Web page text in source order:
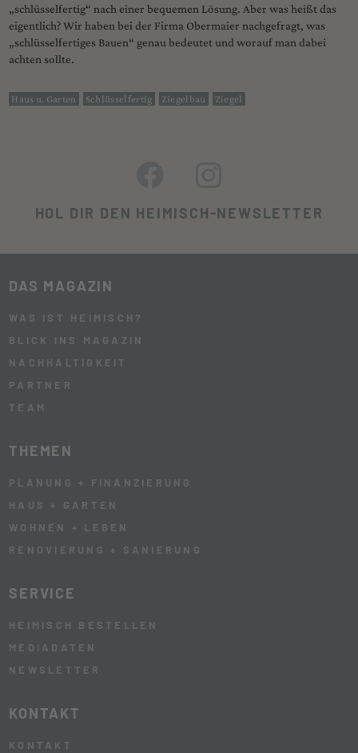
„schlüsselfertig“ nach einer bequemen Lösung. Aber was heißt das
eigentlich? Wir haben bei der Firma Obermaier nachgefragt, was
„schlüsselfertiges Bauen“ genau bedeutet und worauf man dabei
achten sollte.
Haus u. Garten Schlüsselfertig Ziegelbau Ziegel
HOL DIR DEN HEIMISCH-NEWSLETTER
DAS MAGAZIN
WAS IST HEIMISCH?
BLICK INS MAGAZIN
NACHHALTIGKEIT
PARTNER
TEAM
THEMEN
PLANUNG + FINANZIERUNG
HAUS + GARTEN
WOHNEN + LEBEN
RENOVIERUNG + SANIERUNG
SERVICE
HEIMISCH BESTELLEN
MEDIADATEN
NEWSLETTER
KONTAKT
KONTAKT